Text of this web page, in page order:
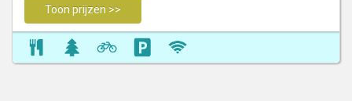
Toon prijzen >>